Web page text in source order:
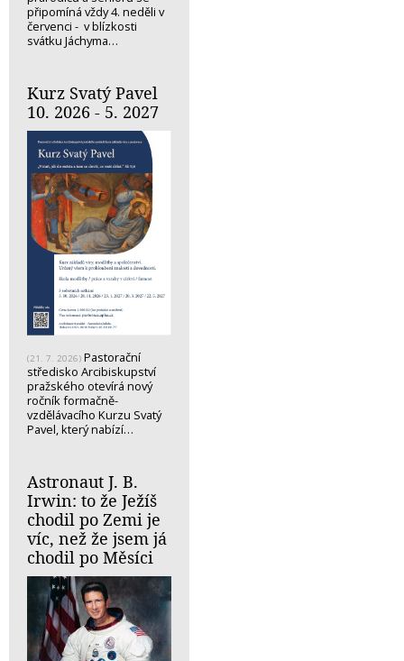
připomíná vždy 4. neděli v
červenci - v blízkosti
svátku Jáchyma…
Kurz Svatý Pavel
10. 2026 - 5. 2027
(21. 7. 2026) Pastorační
středisko Arcibiskupství
pražského otevírá nový
ročník formačně-
vzdělávacího Kurzu Svatý
Pavel, který nabízí…
Astronaut J. B.
Irwin: to že Ježíš
chodil po Zemi je
víc, než že jsem já
chodil po Měsíci